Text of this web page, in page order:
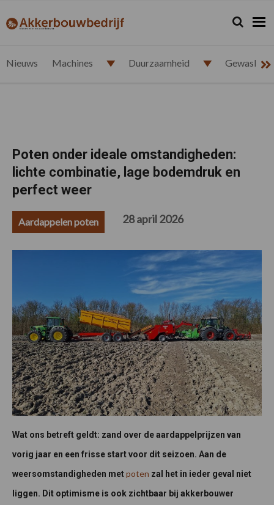
de
de
de
de
akkerbouwbedrijf.nl Zoeken...
Zoek
Nieuws Machines Duurzaamheid
Poten onder ideale omstandigheden:
lichte combinatie, lage bodemdruk en
perfect weer
Aardappelen poten 28 april 2026
Wat ons betreft geldt: zand over de aardappelprijzen van
vorig jaar en een frisse start voor dit seizoen. Aan de
weersomstandigheden metpoten zal het in ieder geval niet
liggen. Dit optimisme is ook zichtbaar bij akkerbouwer